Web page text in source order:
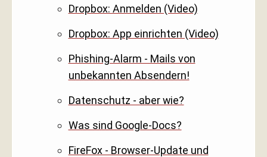
Dropbox: Anmelden (Video)
Dropbox: App einrichten (Video)
Phishing-Alarm - Mails von
unbekannten Absendern!
Datenschutz - aber wie?
Was sind Google-Docs?
FireFox - Browser-Update und